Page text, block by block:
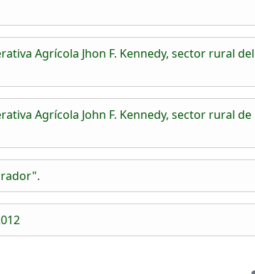
Agrícola Jhon F. Kennedy, sector rural
Agrícola John F. Kennedy, sector rural de